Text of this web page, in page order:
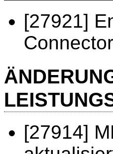
[27921]
[27914]